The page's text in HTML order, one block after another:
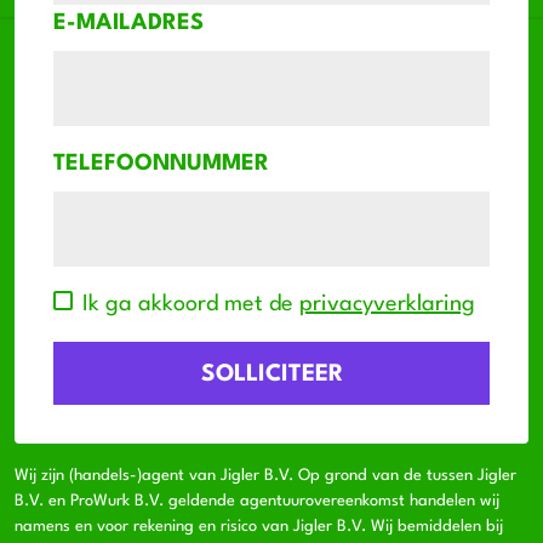
E-MAILADRES
TELEFOONNUMMER
Ik ga akkoord met de privacyverklaring
Wij zijn (handels-)agent van Jigler B.V. Op grond van de tussen Jigler
B.V. en ProWurk B.V. geldende agentuurovereenkomst handelen wij
namens en voor rekening en risico van Jigler B.V. Wij bemiddelen bij